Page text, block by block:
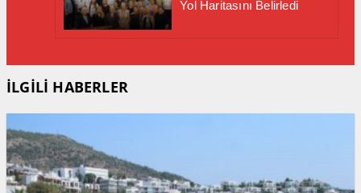
Yol Haritasını Belirledi
İLGİLİ HABERLER